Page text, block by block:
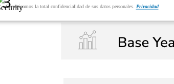
Garantizamos la total confidencialidad de sus datos personales. Privacidad